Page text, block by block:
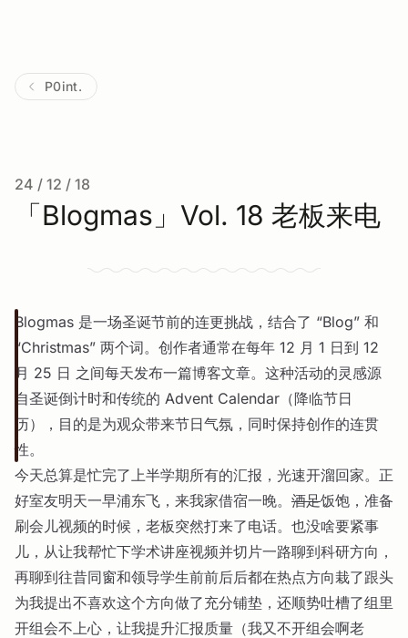
P0int.
24 / 12 / 18
「Blogmas」Vol. 18 老板来电
Blogmas 是一场圣诞节前的连更挑战，结合了 “Blog” 和
“Christmas” 两个词。创作者通常在每年 12 月 1 日到 12
月 25 日 之间每天发布一篇博客文章。这种活动的灵感源
自圣诞倒计时和传统的 Advent Calendar（降临节日
历），目的是为观众带来节日气氛，同时保持创作的连贯
性。
今天总算是忙完了上半学期所有的汇报，光速开溜回家。正
好室友明天一早浦东飞，来我家借宿一晚。 酒足饭饱，准备
刷会儿视频的时候，老板突然打来了电话。也没啥要紧事
儿，从让我帮忙下学术讲座视频并切片一路聊到科研方向，
再聊到往昔同窗和领导学生前前后后都在热点方向栽了跟头
为我提出不喜欢这个方向做了充分铺垫，还顺势吐槽了组里
开组会不上心，让我提升汇报质量（我又不开组会啊老